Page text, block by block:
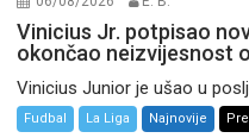
Vinicius Jr. potpisao
okončao neizvijesnost
Vinicius Junior je ušao u
Fudbal La Liga Najnovije